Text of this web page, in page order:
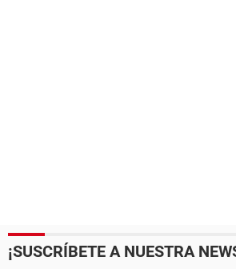
¡SUSCRÍBETE A NUESTRA